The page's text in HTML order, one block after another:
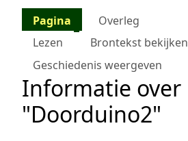
Pagina Overleg
Lezen
Brontekst bekijken
Geschiedenis weergeven
Informatie over
"Doorduino2"